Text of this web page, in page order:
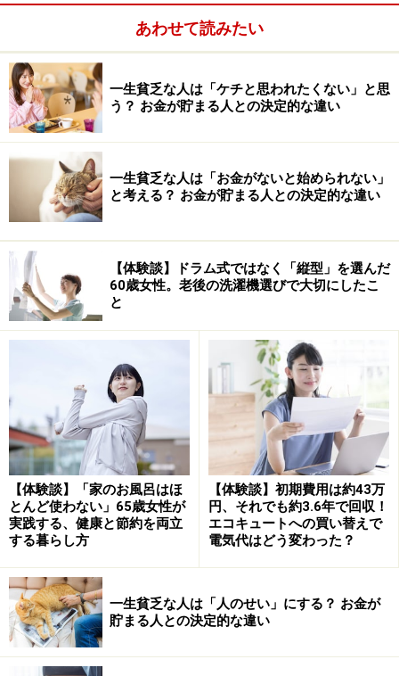
家族に組合（政府管掌）健康保険に加入している人がい
れば、加入できる可能性があります。加入手続きは次の
通りです。
届出期限 ： 原則として退職日の翌日から5日以
届出先 ： 被保険者が加入している健康保険
必要書類 ： 被扶養者届け
保険料 ： 負担なし
「保険料負担なし」はとっても魅力的です。できればこ
のコースを選択したいですね。でも、世の中それ程、甘
くはありません。このコースは、加入条件がかなり厳し
いのです。代表的な条件は次の通りです。
保険者によって生計を立てていること
被保険者と同居の場合は、被扶養者の年収が130万
円未満（60歳以上又は障害厚生年金が受給できる人
あわせて読みたい
一生貧乏な人は「ケチと思われたくない」と思
う？ お金が貯まる人との決定的な違い
一生貧乏な人は「お金がないと始められない」
と考える？ お金が貯まる人との決定的な違い
【体験談】ドラム式ではなく「縦型」を選んだ
60歳女性。老後の洗濯機選びで大切にしたこ
と
【体験談】「家のお風呂はほ
とんど使わない」65歳女性が
実践する、健康と節約を両立
する暮らし方
【体験談】初期費用は約43万
円、それでも約3.6年で回収！
エコキュートへの買い替えで
電気代はどう変わった？
一生貧乏な人は「人のせい」にする？ お金が
貯まる人との決定的な違い